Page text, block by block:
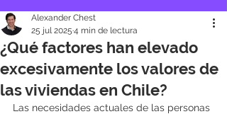
¿Qué factores han elevado
excesivamente los valores de
las viviendas en Chile?
Alexander Chest
25 jul 2025 4 min de lectura
Las necesidades actuales de las personas